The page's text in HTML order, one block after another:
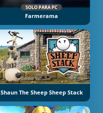
SOLO PARA PC
Farmerama
Shaun The Sheep Sheep Stack